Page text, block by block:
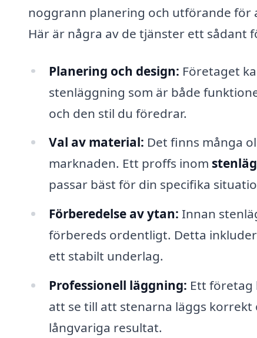
noggrann planering och utförande för
Här är några av de tjänster ett sådant
Planering och design: Företaget
stenläggning som är både
och den stil du föredrar.
Val av material: Det finns många
marknaden. Ett proffs inom
passar bäst för din specifika
Förberedelse av ytan: Innan
förbereds ordentligt. Detta
ett stabilt underlag.
Professionell läggning: Ett företag
att se till att stenarna läggs
långvariga resultat.